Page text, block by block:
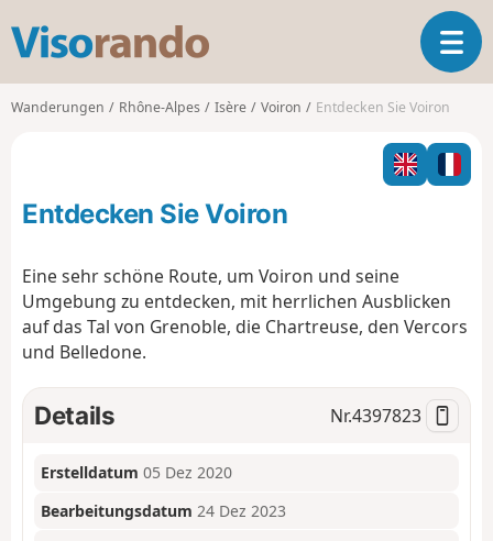
s
o
o
T
o
l
n
t
n
Wanderungen Rhône-Alpes Isère Voiron Entdecken Sie Voiron
Entdecken Sie Voiron
Eine sehr schöne Route, um Voiron und seine
Umgebung zu entdecken, mit herrlichen Ausblicken
auf das Tal von Grenoble, die Chartreuse, den Vercors
und Belledone.
Details Nr.4397823
Erstelldatum 05 Dez 2020
Bearbeitungsdatum 24 Dez 2023